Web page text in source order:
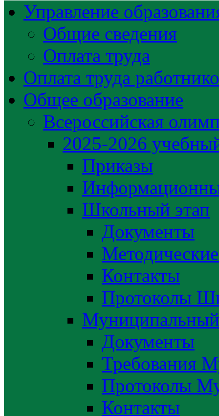
Управление
Общие сведения
Оплата труда
Оплата труда
Общее образование
Всероссийская
2025-2026
Приказы
Школьный этап
Документы
Контакты
Протоколы
Муниципальный
Документы
Требования
Протоколы
Контакты